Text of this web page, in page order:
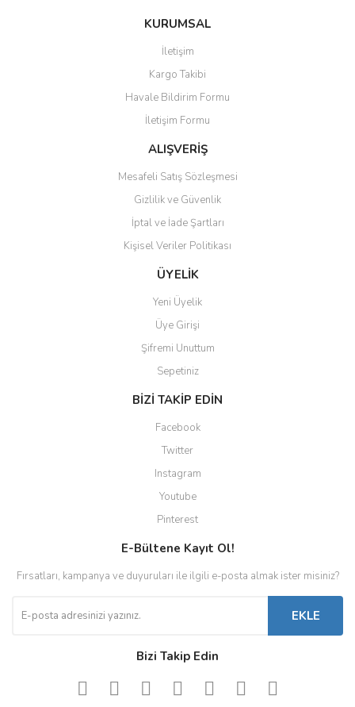
Bu ürüne ilk yorumu siz yapın!
Ürün resmi kalitesiz, bozuk veya görüntülenemiyor.
Ürün açıklamasında eksik bilgiler bulunuyor.
Ürün bilgilerinde hatalar bulunuyor.
Ürün fiyatı diğer sitelerden daha pahalı.
Gönder
KURUMSAL
İletişim
Kargo Takibi
Havale Bildirim Formu
İletişim Formu
ALIŞVERİŞ
Mesafeli Satış Sözleşmesi
Gizlilik ve Güvenlik
İptal ve İade Şartları
Kişisel Veriler Politikası
ÜYELİK
Yeni Üyelik
Üye Girişi
Şifremi Unuttum
Sepetiniz
BİZİ TAKİP EDİN
Facebook
Twitter
Instagram
Youtube
Pinterest
E-Bültene Kayıt Ol!
Fırsatları, kampanya ve duyuruları ile ilgili e-posta almak ister misiniz?
EKLE
Bizi Takip Edin